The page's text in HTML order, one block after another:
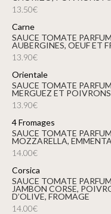
13.50€
Carne
SAUCE TOMATE PARFUMÉE AUX HERBES, VIANDE HACHÉE,
AUBERGINES, OEUF ET
13.90€
Orientale
SAUCE TOMATE PARFUMÉE AUX HERBES, FROMAGE,
MERGUEZ ET
13.90€
4 Fromages
SAUCE TOMATE PARFUMÉE AUX HERBES, CHÈVRE,
MOZZARELLA,
14.00€
Corsica
SAUCE TOMATE PARFUMÉE AUX HERBES, FIGATELLU,
JAMBON CORSE,
D’OLIVE, FROMAGE
14.00€